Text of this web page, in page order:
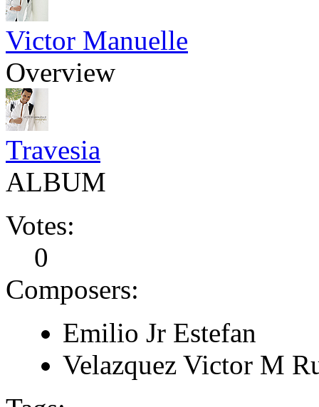
Victor Manuelle
Overview
Travesia
ALBUM
Votes:
0
Composers:
Emilio Jr Estefan
Velazquez Victor M